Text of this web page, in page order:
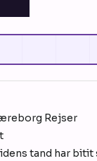
Rejser
tand har